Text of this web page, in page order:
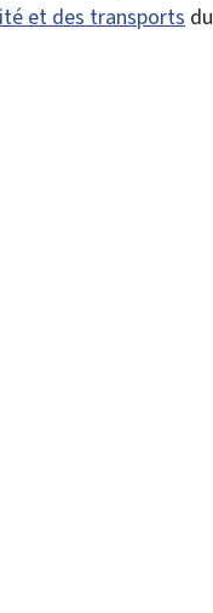
et des transports du